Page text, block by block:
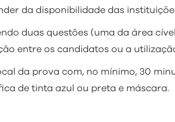
da disponibilidade das
duas questões (uma da área
entre os candidatos ou a
da prova com, no mínimo, 30
de tinta azul ou preta e máscara.